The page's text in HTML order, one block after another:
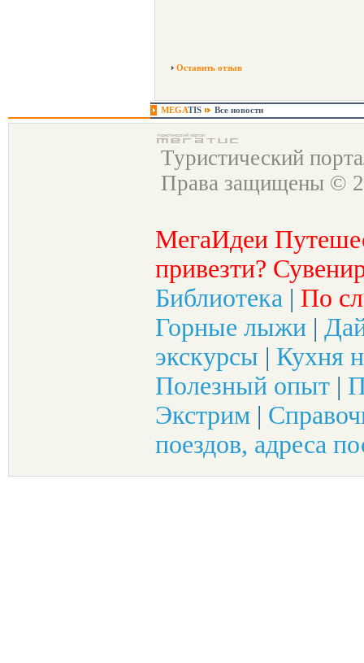
Оставить отзыв
MEGATIS Все новости
Туристический
Права защищены ©
МегаИдеи
привезти?
Библиотека | По
Горные лыжи |
экскурсы | Кухня
Полезный опыт |
Экстрим |
поездов, адреса